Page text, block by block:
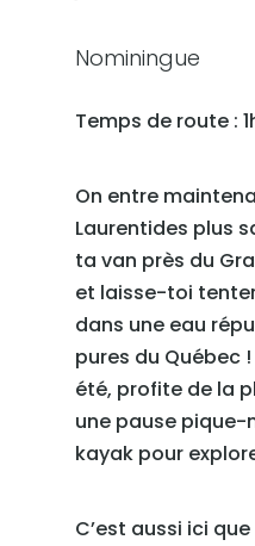
Nominingue
Temps de route :
On entre
Laurentides plus
ta van près du
et laisse-toi
dans une eau
pures du Québec
été, profite de la
une pause pique-
kayak pour
C’est aussi ici